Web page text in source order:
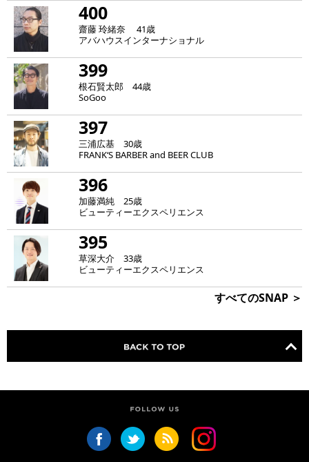
400
齋藤 玲緒奈 41歳
アバハウスインターナショナル
399
根石賢太郎 44歳
SoGoo
397
三浦広基 30歳
FRANK‘S BARBER and BEER CLUB
396
加藤満純 25歳
ビューティーエクスペリエンス
395
草深大介 33歳
ビューティーエクスペリエンス
すべてのSNAP ＞